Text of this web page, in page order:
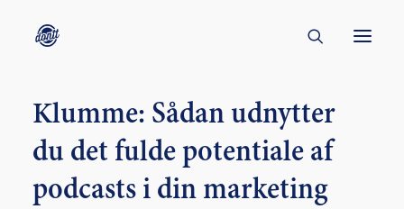
CONTACT
ABOUT
ENGLISH
Klumme: Sådan udnytter
du det fulde potentiale af
podcasts i din marketing